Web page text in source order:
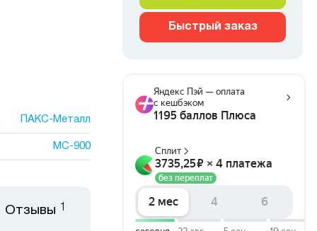
ПАКС-Металл
МС-900
Отзывы
Быстрый заказ